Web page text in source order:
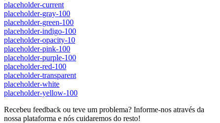
placeholder-current
placeholder-gray-100
placeholder-green-100
placeholder-indigo-100
placeholder-opacity-10
placeholder-pink-100
placeholder-purple-100
placeholder-red-100
placeholder-transparent
placeholder-white
placeholder-yellow-100
Recebeu feedback ou teve um problema? Informe-nos através da
nossa plataforma e nós cuidaremos do resto!